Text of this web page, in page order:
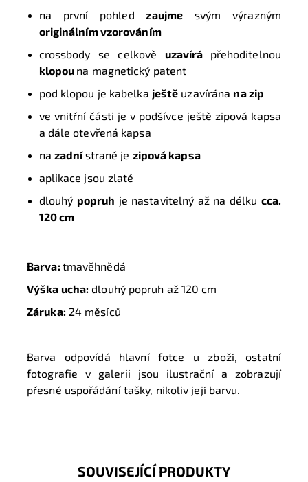
na první pohledzaujme svým výrazným
originálním vzorováním
crossbody se celkově uzavírá přehoditelnou
klopou na magnetický patent
pod klopou je kabelka ještě uzavírána na zip
ve vnitřní části je v podšívce ještě zipová kapsa
a dále otevřená kapsa
na zadnístraně je zipová kapsa
aplikace jsou zlaté
dlouhý popruh je nastavitelný až na délku cca.
120 cm
Barva:tmavěhnědá
Výška ucha: dlouhý popruh až 120 cm
Záruka:24 měsíců
Barva odpovídá hlavní fotce u zboží, ostatní
fotografie v galerii jsou ilustrační a zobrazují
přesné uspořádání tašky, nikoliv její barvu.
SOUVISEJÍCÍ PRODUKTY